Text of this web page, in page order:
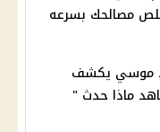
مصالحك بسرعه
موسي يكشف
ماذا حدث "